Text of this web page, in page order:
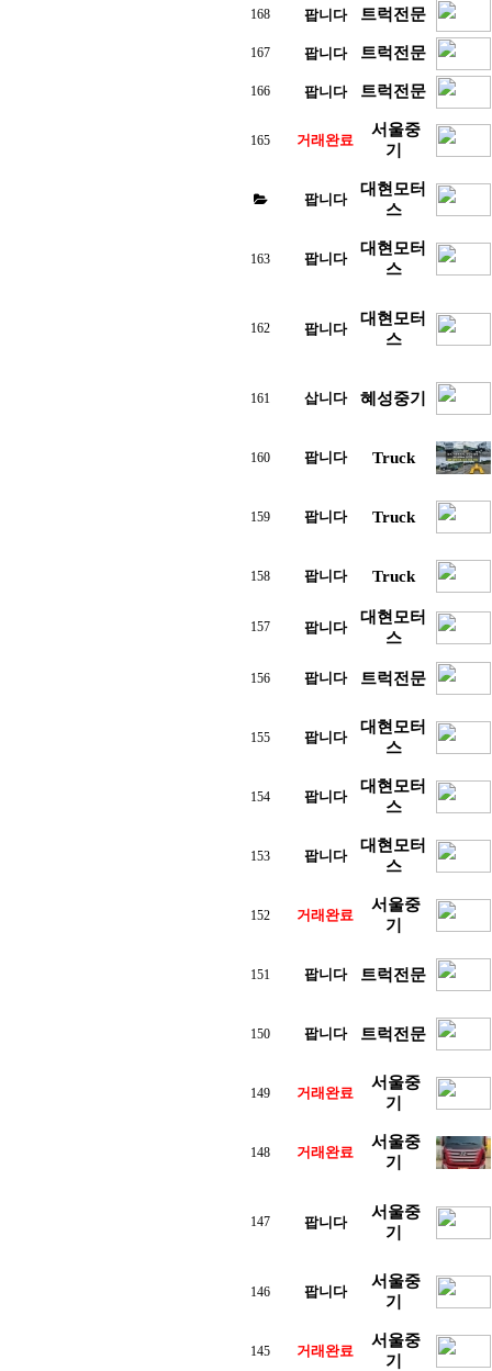
168 팝니다 트럭전문
167 팝니다 트럭전문
166 팝니다 트럭전문
165 거래완료
서울중
기
팝니다
대현모터
스
163 팝니다
대현모터
스
162 팝니다
대현모터
스
161 삽니다 혜성중기
160 팝니다 Truck
159 팝니다 Truck
158 팝니다 Truck
157 팝니다
대현모터
스
156 팝니다 트럭전문
155 팝니다
대현모터
스
154 팝니다
대현모터
스
153 팝니다
대현모터
스
152 거래완료
서울중
기
151 팝니다 트럭전문
150 팝니다 트럭전문
149 거래완료
서울중
기
148 거래완료
서울중
기
147 팝니다
서울중
기
146 팝니다
서울중
기
145 거래완료
서울중
기